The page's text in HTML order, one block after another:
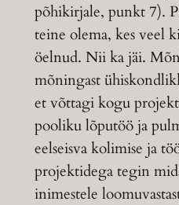
põhikirjale, punkt 7).
teine olema, kes veel
öelnud. Nii ka jäi.
mõningast
et võttagi kogu projekt
pooliku lõputöö ja
eelseisva kolimise ja
projektidega tegin
inimestele